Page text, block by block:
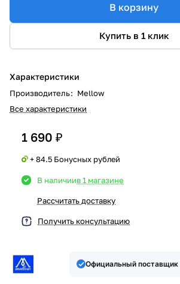
В корзину
Купить в 1 клик
Характеристики
Производитель: Mellow
Все характеристики
1 690 ₽
+ 84.5 Бонусных рублей
В наличиив 1 магазине
Рассчитать доставку
Получить консультацию
Официальный поставщик